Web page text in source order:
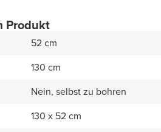
Produkt
52 cm
130 cm
Nein, selbst zu bohren
130 x 52 cm